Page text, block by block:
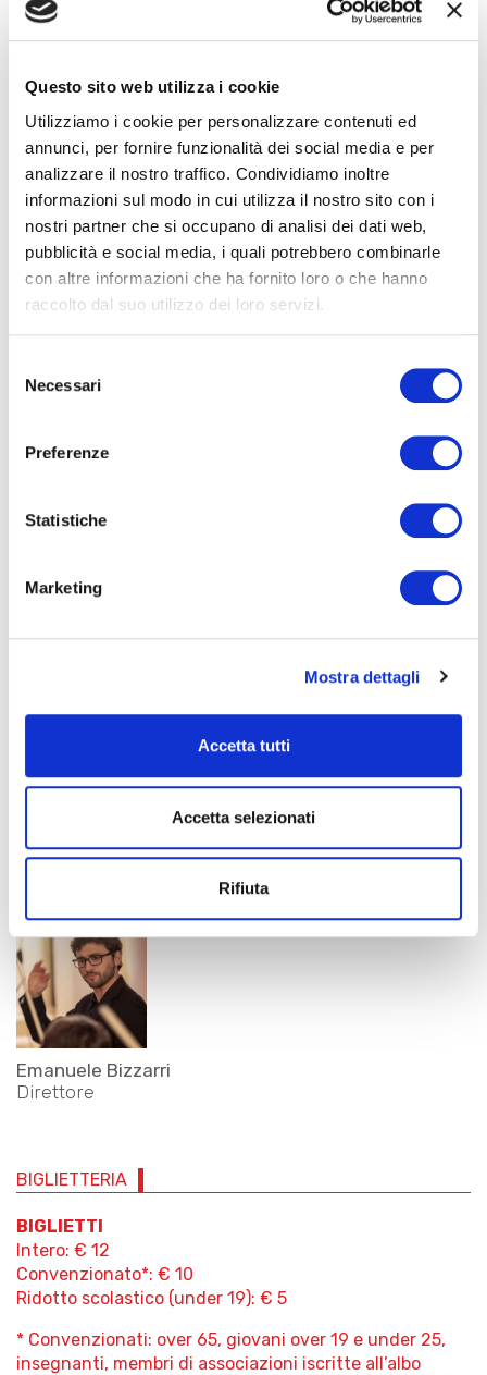
Questo sito web utilizza i cookie
Utilizziamo i cookie per personalizzare contenuti ed
annunci, per fornire funzionalità dei social media e per
analizzare il nostro traffico. Condividiamo inoltre
informazioni sul modo in cui utilizza il nostro sito con i
nostri partner che si occupano di analisi dei dati web,
pubblicità e social media, i quali potrebbero combinarle
con altre informazioni che ha fornito loro o che hanno
raccolto dal suo utilizzo dei loro servizi.
delNecessari
Preferenze
Statistiche
Marketing
Mostra dettagli
Accetta tutti
Accetta selezionati
Rifiuta
Filarmonica Marchigiana ha costruito un
primo violino,Alessandro Cervo
progettoMARCHE.NEXT.SOUND
– Nuovi talenti
della scena musicale, realizzato dalla FORM con il
sostegno della Regione Marche nell’intento di
promuovere e valorizzare l’attività di giovani artisti
nel territorio marchigiano.
PROGRAMMA DI SALA
INTERPRETI
Alessandro Cervo
Emanuele Bizzarri
Direttore
BIGLIETTERIA
BIGLIETTI
Intero: € 12
Convenzionato*: € 10
Ridotto scolastico (under 19): € 5
* Convenzionati: over 65, giovani over 19 e under 25,
insegnanti, membri di associazioni iscritte all’albo